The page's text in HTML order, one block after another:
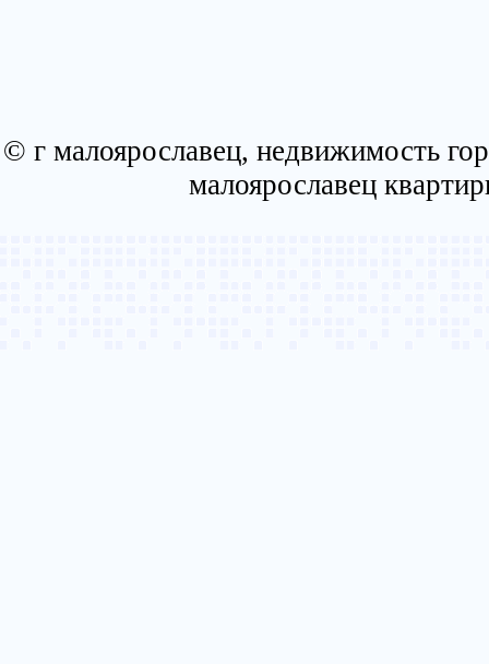
© г малоярославец, недвижимость
малоярославец